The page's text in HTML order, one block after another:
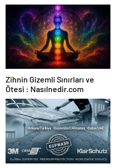
Zihnin Gizemli Sınırları ve
Ötesi : Nasılnedir.com